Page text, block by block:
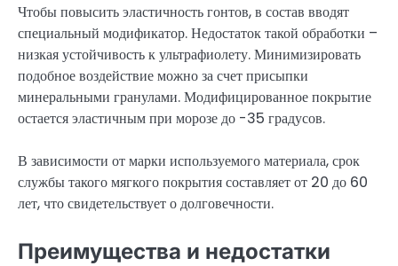
Чтобы повысить эластичность гонтов, в состав вводят
специальный модификатор. Недостаток такой обработки –
низкая устойчивость к ультрафиолету. Минимизировать
подобное воздействие можно за счет присыпки
минеральными гранулами. Модифицированное покрытие
остается эластичным при морозе до -35 градусов.
В зависимости от марки используемого материала, срок
службы такого мягкого покрытия составляет от 20 до 60
лет, что свидетельствует о долговечности.
Преимущества и недостатки